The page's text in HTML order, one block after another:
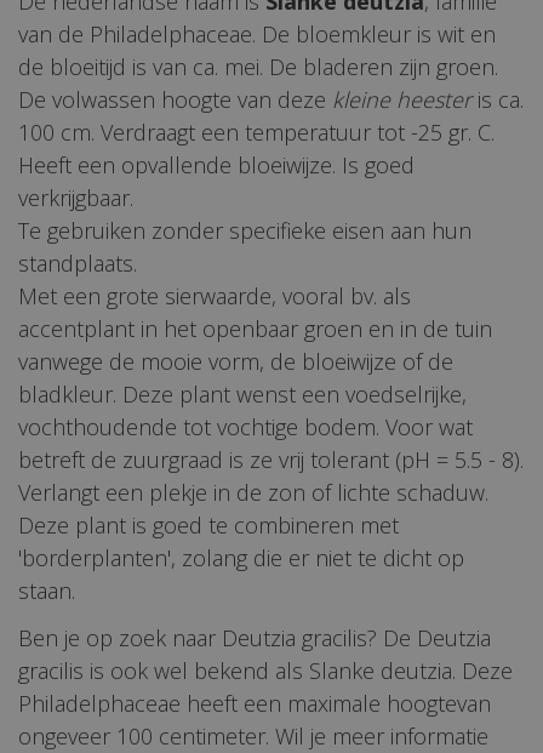
van de Philadelphaceae. De bloemkleur is wit en
de bloeitijd is van ca. mei. De bladeren zijn groen.
De volwassen hoogte van deze kleine heesteris ca.
100 cm. Verdraagt een temperatuur tot -25 gr. C.
Heeft een opvallende bloeiwijze. Is goed
verkrijgbaar.
Te gebruiken zonder specifieke eisen aan hun
standplaats.
Met een grote sierwaarde, vooral bv. als
accentplant in het openbaar groen en in de tuin
vanwege de mooie vorm, de bloeiwijze of de
bladkleur. Deze plant wenst een voedselrijke,
vochthoudende tot vochtige bodem. Voor wat
betreft de zuurgraad is ze vrij tolerant (pH = 5.5 - 8).
Verlangt een plekje in de zon of lichte schaduw.
Deze plant is goed te combineren met
'borderplanten', zolang die er niet te dicht op
staan.
Ben je op zoek naar Deutzia gracilis? De Deutzia
gracilis is ook wel bekend als Slanke deutzia. Deze
Philadelphaceae heeft een maximale hoogtevan
ongeveer 100 centimeter. Wil je meer informatie